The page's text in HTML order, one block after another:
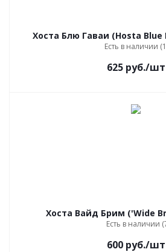
Хоста Блю Гаваи (Hosta Blue
Есть в наличии
625руб./шт
Хоста Вайд Брим ('Wide
Есть в наличии
600руб./шт